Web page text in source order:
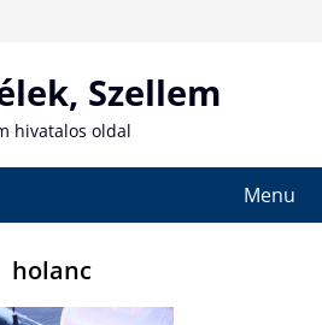
Szellem
hivatalos oldal
Menu
holanc